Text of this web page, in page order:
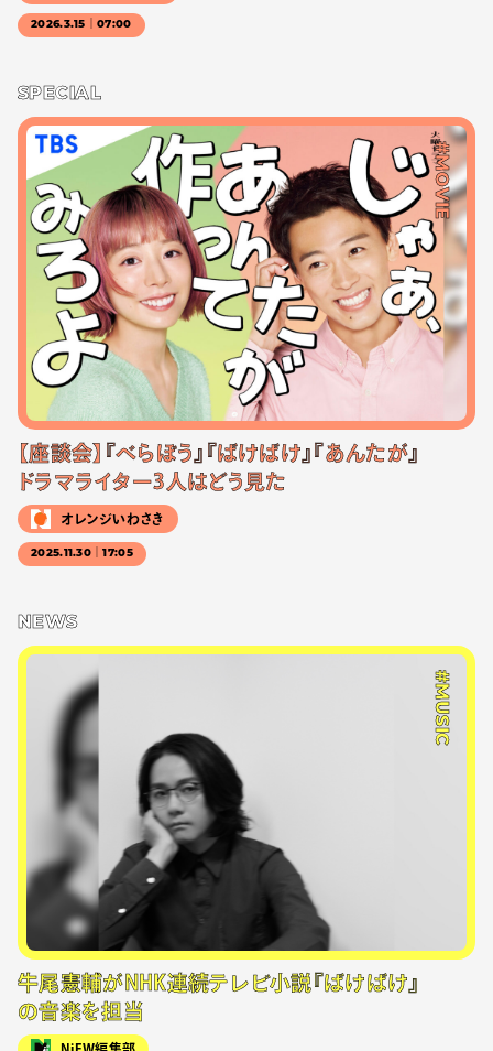
2026.3.15｜07:00
SPECIAL
#MOVIE
【座談会】『べらぼう』『ばけばけ』『あんたが』
ドラマライター3人はどう見た
オレンジいわさき
2025.11.30｜17:05
NEWS
#MUSIC
牛尾憲輔がNHK連続テレビ小説『ばけばけ』
の音楽を担当